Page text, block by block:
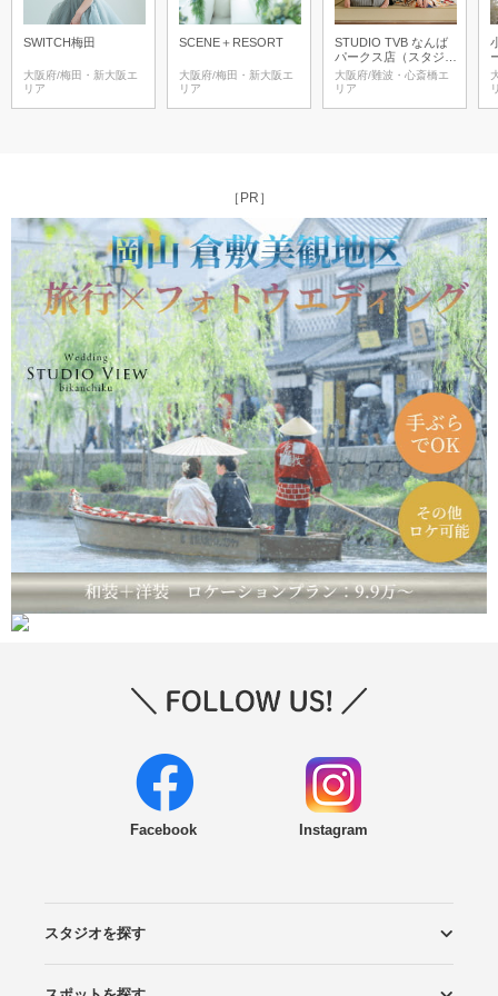
SWITCH梅田
大阪府/梅田・新大阪エ
リア
SCENE＋RESORT
大阪府/梅田・新大阪エ
リア
STUDIO TVB なんば
パークス店（スタジオ
TVB）
大阪府/難波・心斎橋エ
リア
［PR］
Facebook Instagram
スタジオを探す